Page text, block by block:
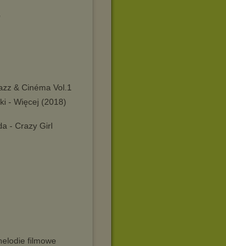
& Cinéma Vol.1
- Więcej (2018)
- Crazy Girl
filmowe